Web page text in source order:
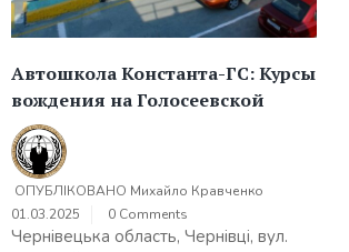
Автошкола Константа-ГС: Курсы
вождения на Голосеевской
ОПУБЛІКОВАНО Михайло Кравченко
01.03.2025
0 Comments
Чернівецька область, Чернівці, вул.